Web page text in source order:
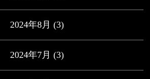
2024年8月 (3)
2024年7月 (3)